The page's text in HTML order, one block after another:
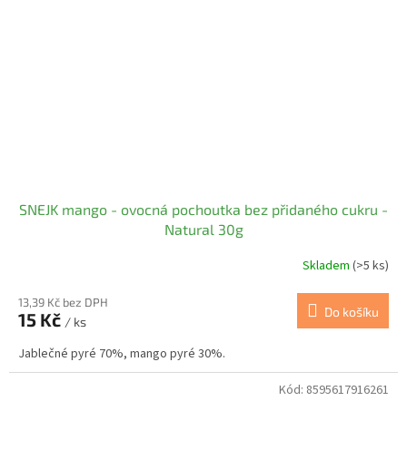
SNEJK mango - ovocná pochoutka bez přidaného cukru -
Natural 30g
Skladem (>5 ks)
13,39 Kč bez DPH
15 Kč / ks
Do košíku
Jablečné pyré 70%, mango pyré 30%.
Kód: 8595617916261